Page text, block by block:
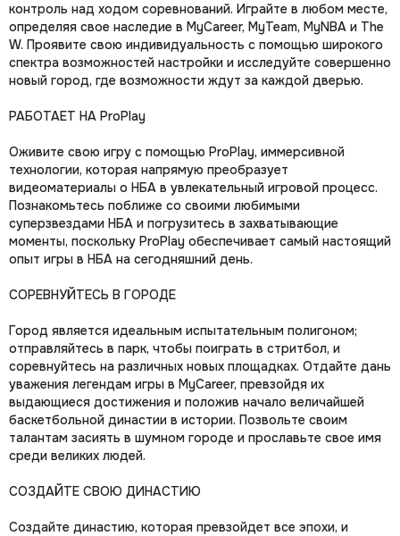
контроль над ходом соревнований. Играйте в любом месте,
определяя свое наследие в MyCareer, MyTeam, MyNBA и The
W. Проявите свою индивидуальность с помощью широкого
спектра возможностей настройки и исследуйте совершенно
новый город, где возможности ждут за каждой дверью.
РАБОТАЕТ НА ProPlay
Оживите свою игру с помощью ProPlay, иммерсивной
технологии, которая напрямую преобразует
видеоматериалы о НБА в увлекательный игровой процесс.
Познакомьтесь поближе со своими любимыми
суперзвездами НБА и погрузитесь в захватывающие
моменты, поскольку ProPlay обеспечивает самый настоящий
опыт игры в НБА на сегодняшний день.
СОРЕВНУЙТЕСЬ В ГОРОДЕ
Город является идеальным испытательным полигоном;
отправляйтесь в парк, чтобы поиграть в стритбол, и
соревнуйтесь на различных новых площадках. Отдайте дань
уважения легендам игры в MyCareer, превзойдя их
выдающиеся достижения и положив начало величайшей
баскетбольной династии в истории. Позвольте своим
талантам засиять в шумном городе и прославьте свое имя
среди великих людей.
СОЗДАЙТЕ СВОЮ ДИНАСТИЮ
Создайте династию, которая превзойдет все эпохи, и